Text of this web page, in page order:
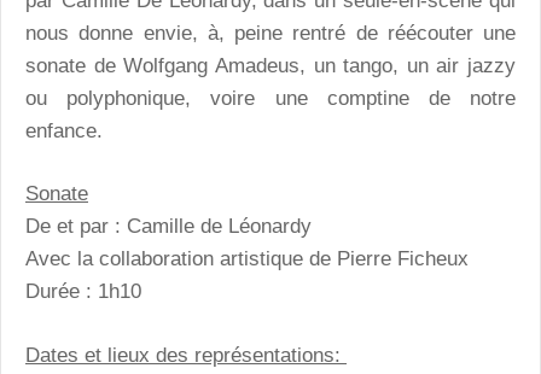
nous donne envie, à, peine rentré de réécouter une
sonate de Wolfgang Amadeus, un tango, un air jazzy
ou polyphonique, voire une comptine de notre
enfance.
Sonate
De et par : Camille de Léonardy
Avec la collaboration artistique de Pierre Ficheux
Durée : 1h10
Dates et lieux des représentations: